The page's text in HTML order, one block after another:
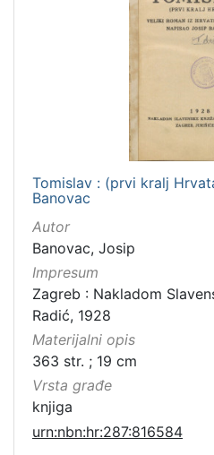
Tomislav : (prvi kralj
Banovac
Autor
Banovac, Josip
Impresum
Zagreb : Nakladom
Radić, 1928
Materijalni opis
363 str. ; 19 cm
Vrsta građe
knjiga
urn:nbn:hr:287:816584